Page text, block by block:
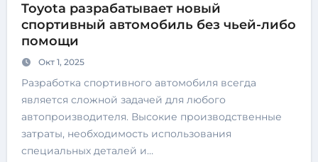
Toyota разрабатывает новый
спортивный автомобиль без чьей-либо
помощи
Окт 1, 2025
Разработка спортивного автомобиля всегда
является сложной задачей для любого
автопроизводителя. Высокие производственные
затраты, необходимость использования
специальных деталей и…